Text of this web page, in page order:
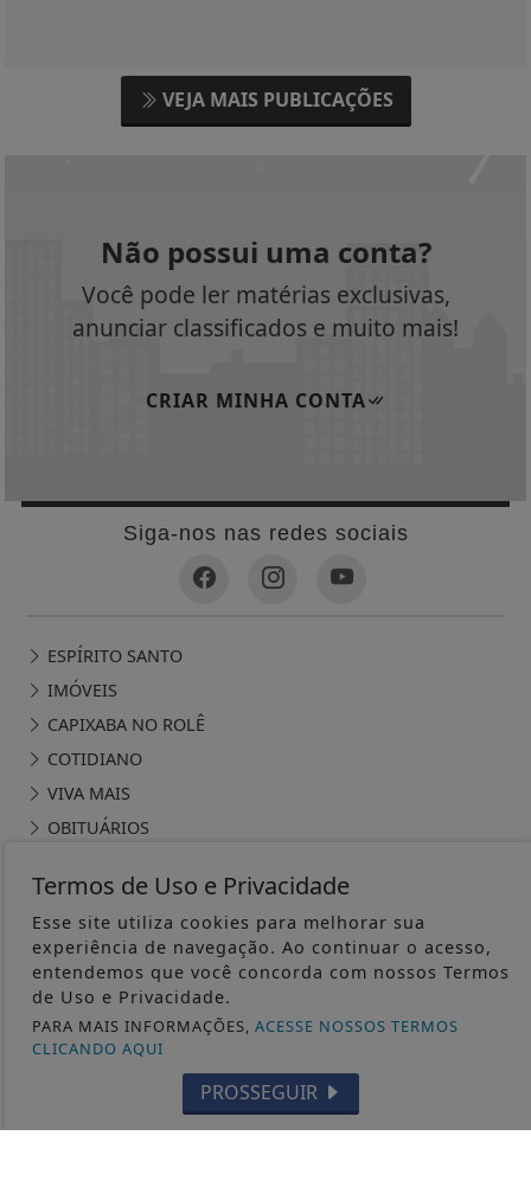
CRIAR MINHA CONTA
Siga-nos nas redes sociais
CONCURSOS E EMPREGOS
DESAPARECIDOS
BRASIL E O MUNDO
ANUNCIE
POLÍTICA
OPINIÃO
GERAL
SITE DA SERRA - TODOS OS DIREITOS RESERVADOS
TERMOS DE USO E PRIVACIDADE
SOBRE
Termos de Uso e Privacidade
Esse site utiliza cookies para melhorar sua
experiência de navegação. Ao continuar o acesso,
entendemos que você concorda com nossos Termos
de Uso e Privacidade.
PARA MAIS INFORMAÇÕES, ACESSE NOSSOS TERMOS
CLICANDO AQUI
PROSSEGUIR